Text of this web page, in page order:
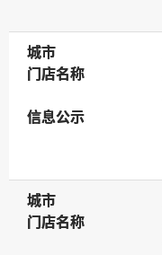
城市
城市
门店名称
门店名称
信息公示
信息公示
城市
城市
门店名称
门店名称